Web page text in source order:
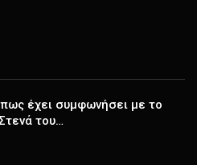
πως έχει συμφωνήσει με το
του…